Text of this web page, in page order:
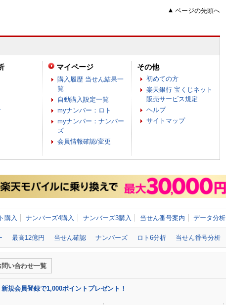
ページの先頭へ
マイページ
購入履歴 当せん結果一
覧
自動購入設定一覧
myナンバー：ロト
myナンバー：ナンバー
ズ
会員情報確認/変更
その他
初めての方
楽天銀行 宝くじネット
販売サービス規定
ヘルプ
サイトマップ
購入 ナンバーズ4購入 ナンバーズ3購入 当せん番号案内 データ分析
最高12億円 当せん確認 ナンバーズ ロト6分析 当せん番号分析
問い合わせ一覧
規会員登録で1,000ポイントプレゼント！